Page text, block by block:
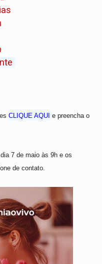
CLIQUE AQUI e preencha o
7 de maio às 9h e os
de contato.